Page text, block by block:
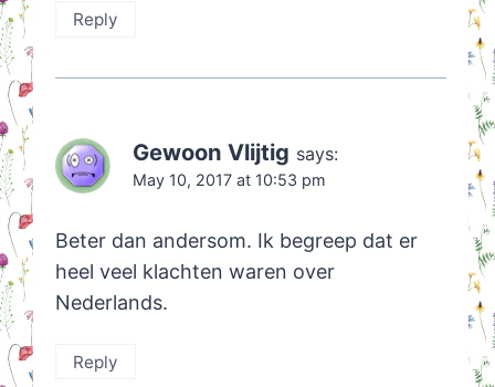
Reply
Gewoon Vlijtig says:
May 10, 2017 at 10:53 pm
Beter dan andersom. Ik begreep dat er
heel veel klachten waren over
Nederlands.
Reply